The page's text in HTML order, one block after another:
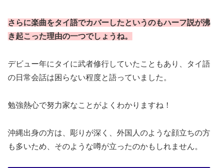
さらに楽曲をタイ語でカバーしたというのもハーフ説が沸
き起こった理由の一つでしょうね。
デビュー年にタイに武者修行していたこともあり、タイ語
の日常会話は困らない程度と語っていました。
勉強熱心で努力家なことがよくわかりますね！
沖縄出身の方は、彫りが深く、外国人のような顔立ちの方
も多いため、そのような噂が立ったのかもしれません。